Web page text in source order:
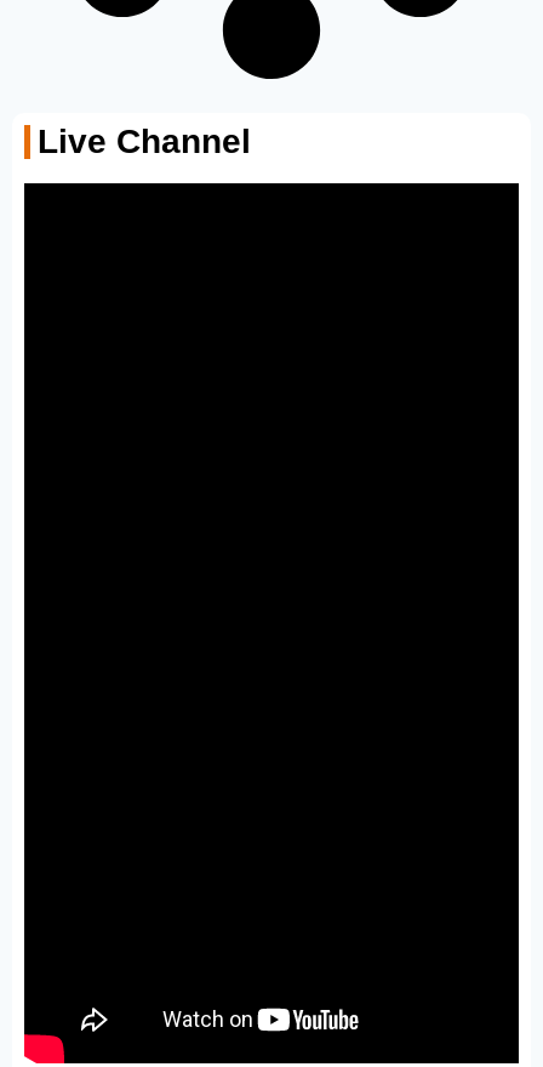
Live Channel